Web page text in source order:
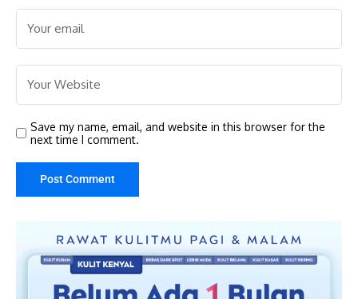
Save my name, email, and website in this browser for the
next time I comment.